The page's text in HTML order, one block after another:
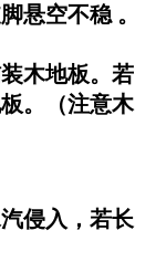
悬空不稳 。
木地板。若
。（注意木
侵入，若长